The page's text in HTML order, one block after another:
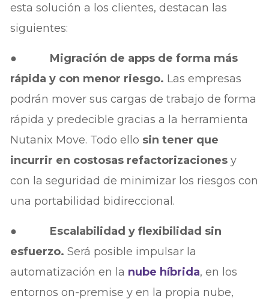
esta solución a los clientes, destacan las
siguientes:
●
Migración de apps de forma más
rápida y con menor riesgo. Las empresas
podrán mover sus cargas de trabajo de forma
rápida y predecible gracias a la herramienta
Nutanix Move. Todo ello sin tener que
incurrir en costosas refactorizaciones y
con la seguridad de minimizar los riesgos con
una portabilidad bidireccional.
●
Escalabilidad y flexibilidad sin
esfuerzo.Será posible impulsar la
automatización en la nube híbrida, en los
entornos on-premise y en la propia nube,